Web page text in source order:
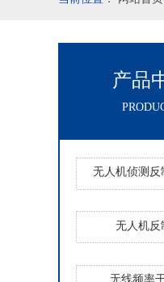
产品
无人机侦测反
无人机反
无线频率